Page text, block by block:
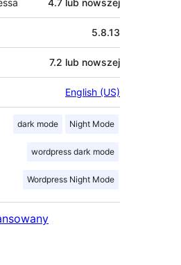
4.7 lub nowszej
5.8.13
7.2 lub nowszej
English (US)
dark mode Night Mode
wordpress dark mode
Wordpress Night Mode